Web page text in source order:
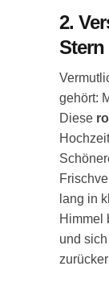
2.
Stern
gehört:
Diese
lang in
Himmel
und